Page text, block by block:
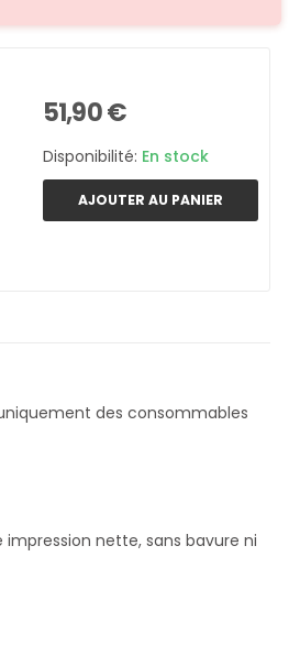
51,90 €
Disponibilité: En stock
AJOUTER AU PANIER
des consommables
impression nette, sans bavure ni